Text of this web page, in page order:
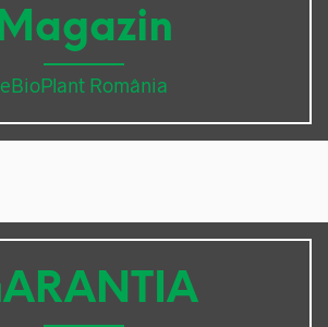
eBioPlant România